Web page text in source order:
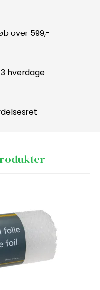
over 599,-
hverdage